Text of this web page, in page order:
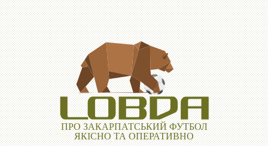
ПРО ЗАКАРПАТСЬКИЙ ФУТБОЛ
ЯКІСНО ТА ОПЕРАТИВНО